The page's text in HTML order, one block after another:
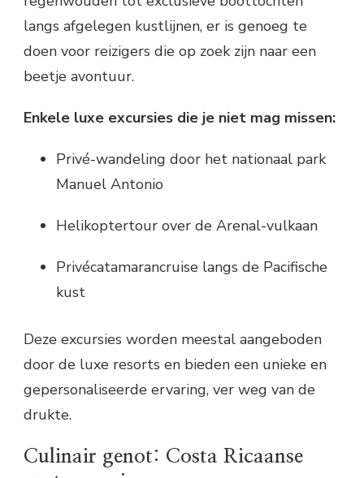
langs afgelegen kustlijnen, er is genoeg te
doen voor reizigers die op zoek zijn naar een
beetje avontuur.
Enkele luxe excursies die je niet mag missen:
Privé-wandeling door het nationaal park
Manuel Antonio
Helikoptertour over de Arenal-vulkaan
Privécatamarancruise langs de Pacifische
kust
Deze excursies worden meestal aangeboden
door de luxe resorts en bieden een unieke en
gepersonaliseerde ervaring, ver weg van de
drukte.
Culinair genot: Costa Ricaanse